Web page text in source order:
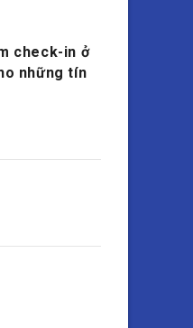
check-in ở
những tín